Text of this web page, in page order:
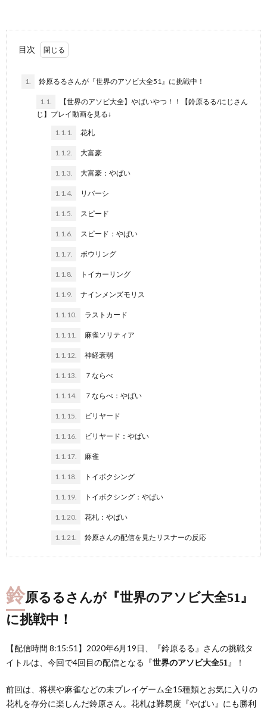
目次
1. 鈴原るるさんが『世界のアソビ大全51』に挑戦中！
1.1.
【世界のアソビ大全】やばいやつ！！【鈴原るる/にじさん
じ】プレイ動画を見る↓
1.1.1. 花札
1.1.2. 大富豪
1.1.3. 大富豪：やばい
1.1.4. リバーシ
1.1.5. スピード
1.1.6. スピード：やばい
1.1.7. ボウリング
1.1.8. トイカーリング
1.1.9. ナインメンズモリス
1.1.10. ラストカード
1.1.11. 麻雀ソリティア
1.1.12. 神経衰弱
1.1.13. ７ならべ
1.1.14. ７ならべ：やばい
1.1.15. ビリヤード
1.1.16. ビリヤード：やばい
1.1.17. 麻雀
1.1.18. トイボクシング
1.1.19. トイボクシング：やばい
1.1.20. 花札：やばい
1.1.21. 鈴原さんの配信を見たリスナーの反応
鈴原るるさんが『世界のアソビ大全51』
に挑戦中！
【配信時間 8:15:51】2020年6月19日、『鈴原るる』さんの挑戦タ
イトルは、今回で4回目の配信となる『世界のアソビ大全51 』！
前回は、将棋や麻雀などの未プレイゲーム全15種類とお気に入りの
花札を存分に楽しんだ鈴原さん。花札は難易度『やばい』にも勝利